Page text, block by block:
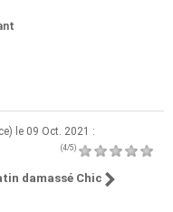
le 09 Oct. 2021 :
(4/5)
damassé Chic